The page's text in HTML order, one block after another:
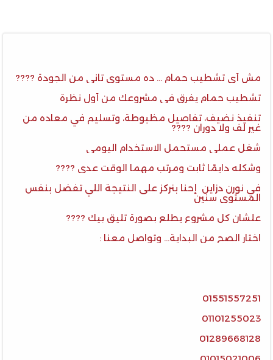
مش أي تشطيب حمام … ده مستوى تاني من الجودة ????
تشطيب حمام يفرق في مشروعك من أول نظرة
تنفيذ نضيف، تفاصيل مظبوطة، وتسليم في معاده من
غير لف ولا دوران ????
شغل عملي مستحمل الاستخدام اليومي
وشكله دايمًا ثابت ومرتب مهما الوقت عدى ????
في نورن دزاين إحنا بنركز على النتيجة اللي تفضل بنفس
المستوى سنين
علشان كل مشروع يطلع بصورة تليق بيك ????
اختار الصح من البداية… وتواصل معنا :
01551557251
01101255023
01289668128